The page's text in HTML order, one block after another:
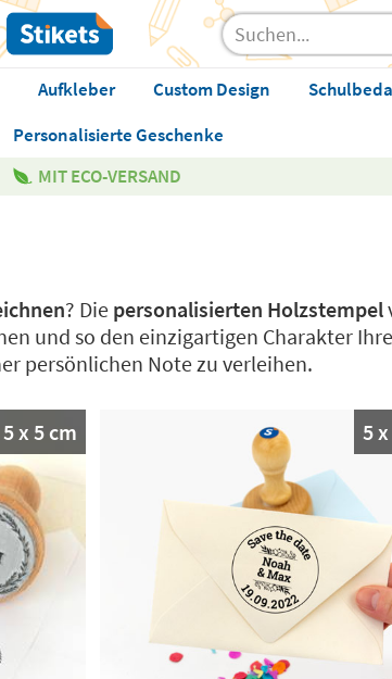
Aufkleber Custom Design
Personalisierte Geschenke
MIT ECO-VERSAND
? Die personalisierten Holzstempel
und so den einzigartigen Charakter
persönlichen Note zu verleihen.
5 x 5 cm 5